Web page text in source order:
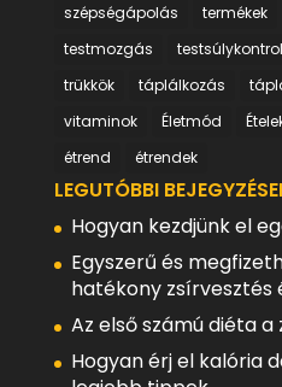
szépségápolás
termékek
testmozgás
trükkök
táplálkozás
vitaminok
Életmód
étrend
étrendek
LEGUTÓBBI
Hogyan kezdjünk el
Egyszerű és
hatékony zsírvesztés
Az első számú diéta
Hogyan érj el kalória